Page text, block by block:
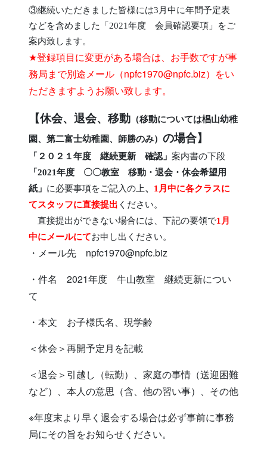
③継続いただきました皆様には3月中に年間予定表
などを含めました「2021年度 会員確認要項」をご
案内致します。
★登録項目に変更がある場合は、お手数ですが事
務局まで別途メール（npfc1970@npfc.biz）をい
ただきますようお願い致します。
【休会、退会、移動 （移動については椙山幼稚
園、第二富士幼稚園、師勝のみ） の場合】
「２０２１年度 継続更新 確認」 案内書の下段
「2021年度 〇〇教室 移動・退会・休会希望用
紙」 に必要事項をご記入の上、 1 月中に各クラスに
てスタッフに直接提出 ください。
直接提出ができない場合には、下記の要領で1 月
中に メールにてお申し出ください。
・メール先 npfc1970@npfc.biz
・件名 2021年度 牛山教室 継続更新につい
て
・本文 お子様氏名、現学齢
＜休会＞再開予定月を記載
＜退会＞引越し（転勤）、家庭の事情（送迎困難
など）、本人の意思（含、他の習い事）、その他
※年度末より早く退会する場合は必ず事前に事務
局にその旨をお知らせください。